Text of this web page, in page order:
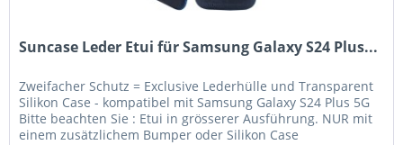
Suncase Leder Etui für Samsung Galaxy S24 Plus...
Zweifacher Schutz = Exclusive Lederhülle und Transparent
Silikon Case - kompatibel mit Samsung Galaxy S24 Plus 5G
Bitte beachten Sie : Etui in grösserer Ausführung. NUR mit
einem zusätzlichem Bumper oder Silikon Case